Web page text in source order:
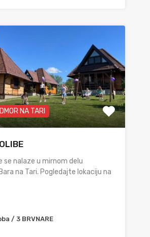
NA TARI
se nalaze u mirnom delu
na Tari. Pogledajte lokaciju na
/ 3 BRVNARE